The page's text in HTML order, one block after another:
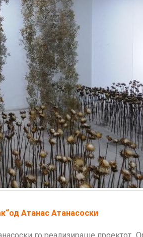
Атанас Атанасоски